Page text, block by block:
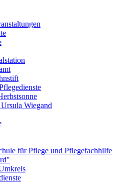
Wiegand
für Pflege und Pflegefachhilfe